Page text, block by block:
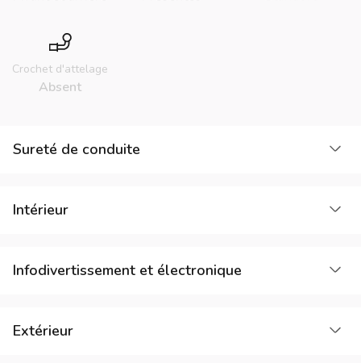
Crochet d'attelage
Absent
Sureté de conduite
Intérieur
Infodivertissement et électronique
Extérieur